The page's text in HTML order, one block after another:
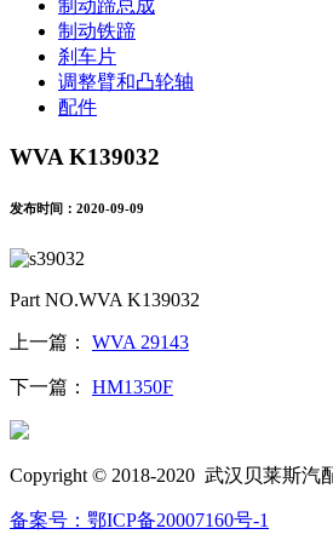
制动蹄总成
制动铁蹄
刹车片
调整臂和凸轮轴
配件
WVA K139032
发布时间：2020-09-09
Part NO.WVA K139032
上一篇： WVA 29143
下一篇： HM1350F
Copyright © 2018-2020 武汉贝莱斯
备案号：鄂ICP备20007160号-1